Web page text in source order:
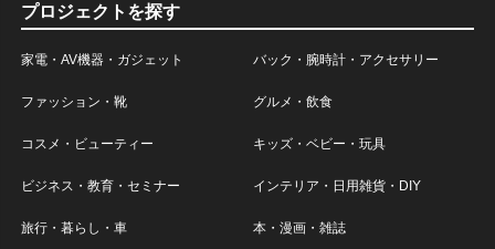
プロジェクトを探す
家電・AV機器・ガジェット バック・腕時計・アクセサリー
ファッション・靴 グルメ・飲食
コスメ・ビューティー キッズ・ベビー・玩具
ビジネス・教育・セミナー インテリア・日用雑貨・DIY
旅行・暮らし・車 本・漫画・雑誌